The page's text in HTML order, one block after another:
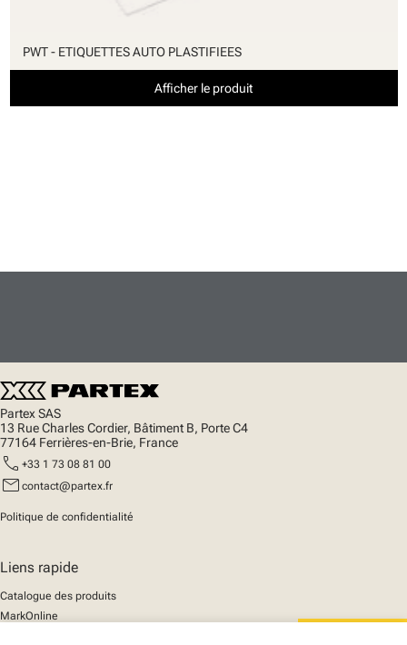
PWT - ETIQUETTES AUTO PLASTIFIEES
Afficher le produit
Partex SAS
13 Rue Charles Cordier, Bâtiment B, Porte C4
77164 Ferrières-en-Brie, France
call +33 1 73 08 81 00
mail contact@partex.fr
Politique de confidentialité
Liens rapide
Catalogue des produits
MarkOnline